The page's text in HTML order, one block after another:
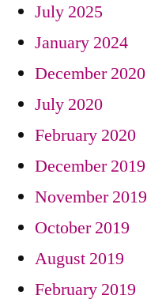
July 2025
January 2024
December 2020
July 2020
February 2020
December 2019
November 2019
October 2019
August 2019
February 2019